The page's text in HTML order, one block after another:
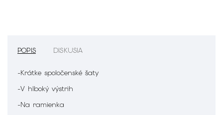
POPIS DISKUSIA
-Krátke spoločenské šaty
-V hlboký výstrih
-Na ramienka